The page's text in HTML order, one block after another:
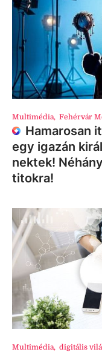
Multimédia, Fehérvár
Hamarosan
egy igazán
nektek!
titokra!
Multimédia, digitális